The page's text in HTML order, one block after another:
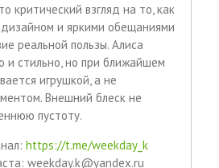
критический взгляд на то, как
и яркими обещаниями
реальной пользы. Алиса
и стильно, но при ближайшем
игрушкой, а не
Внешний блеск не
пустоту.
https://t.me/weekday_k
weekday.k@yandex.ru